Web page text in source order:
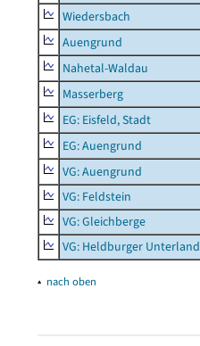
Wiedersbach
Auengrund
Nahetal-Waldau
Masserberg
EG: Eisfeld, Stadt
EG: Auengrund
VG: Auengrund
VG: Feldstein
VG: Gleichberge
VG: Heldburger Unterland
▴ nach oben